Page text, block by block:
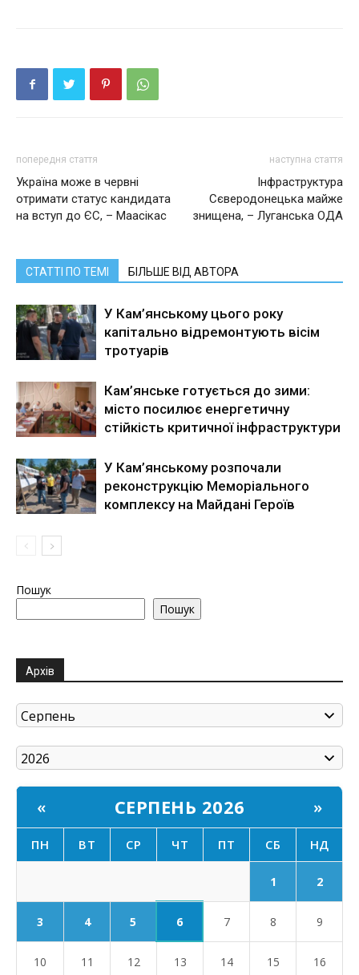
попередня стаття
Україна може в червні
отримати статус кандидата
на вступ до ЄС, – Маасікас
наступна стаття
Інфраструктура
Сєверодонецька майже
знищена, – Луганська ОДА
СТАТТІ ПО ТЕМІ БІЛЬШЕ ВІД АВТОРА
У Кам’янському цього року
капітально відремонтують вісім
тротуарів
Кам’янське готується до зими:
місто посилює енергетичну
стійкість критичної інфраструктури
У Кам’янському розпочали
реконструкцію Меморіального
комплексу на Майдані Героїв
Пошук
Пошук
Архів
« СЕРПЕНЬ 2026 »
ПН ВТ СР ЧТ ПТ СБ НД
1 2
3 4 5 6 7 8 9
10 11 12 13 14 15 16